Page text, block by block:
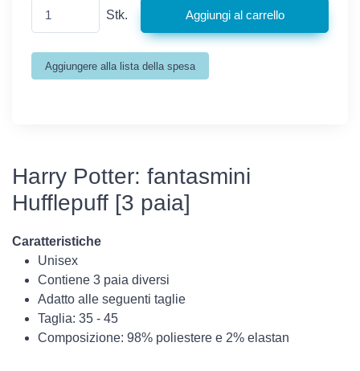
Stk.
Harry Potter: fantasmini
Hufflepuff [3 paia]
Caratteristiche
Unisex
Contiene 3 paia diversi
Adatto alle seguenti taglie
Taglia: 35 - 45
Composizione: 98% poliestere e 2% elastan